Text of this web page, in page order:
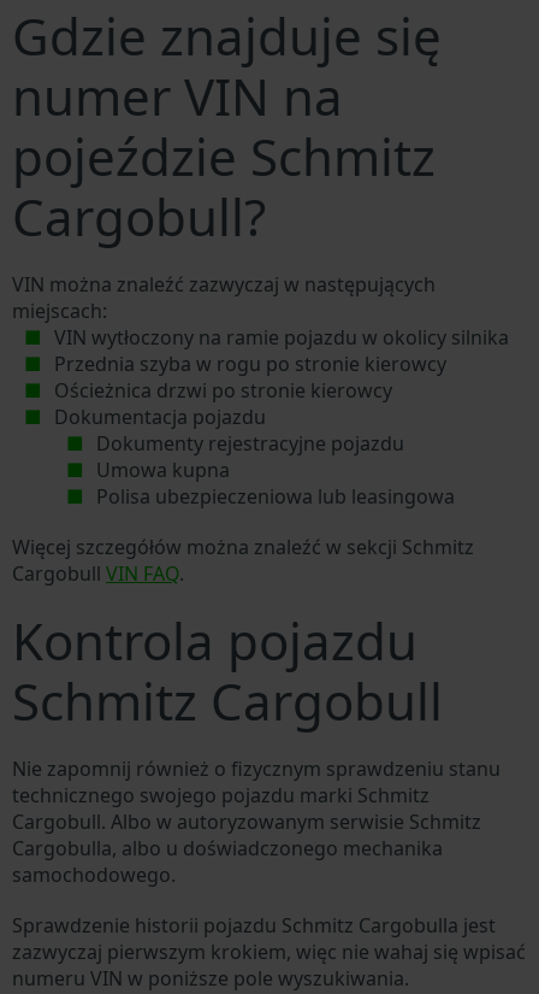
Gdzie znajduje się
numer VIN na
pojeździe Schmitz
Cargobull?
VIN można znaleźć zazwyczaj w następujących
miejscach:
VIN wytłoczony na ramie pojazdu w okolicy silnika
Przednia szyba w rogu po stronie kierowcy
Ościeżnica drzwi po stronie kierowcy
Dokumentacja pojazdu
Dokumenty rejestracyjne pojazdu
Umowa kupna
Polisa ubezpieczeniowa lub leasingowa
Więcej szczegółów można znaleźć w sekcji Schmitz
Cargobull VIN FAQ.
Kontrola pojazdu
Schmitz Cargobull
Nie zapomnij również o fizycznym sprawdzeniu stanu
technicznego swojego pojazdu marki Schmitz
Cargobull. Albo w autoryzowanym serwisie Schmitz
Cargobulla, albo u doświadczonego mechanika
samochodowego.
Sprawdzenie historii pojazdu Schmitz Cargobulla jest
zazwyczaj pierwszym krokiem, więc nie wahaj się wpisać
numeru VIN w poniższe pole wyszukiwania.